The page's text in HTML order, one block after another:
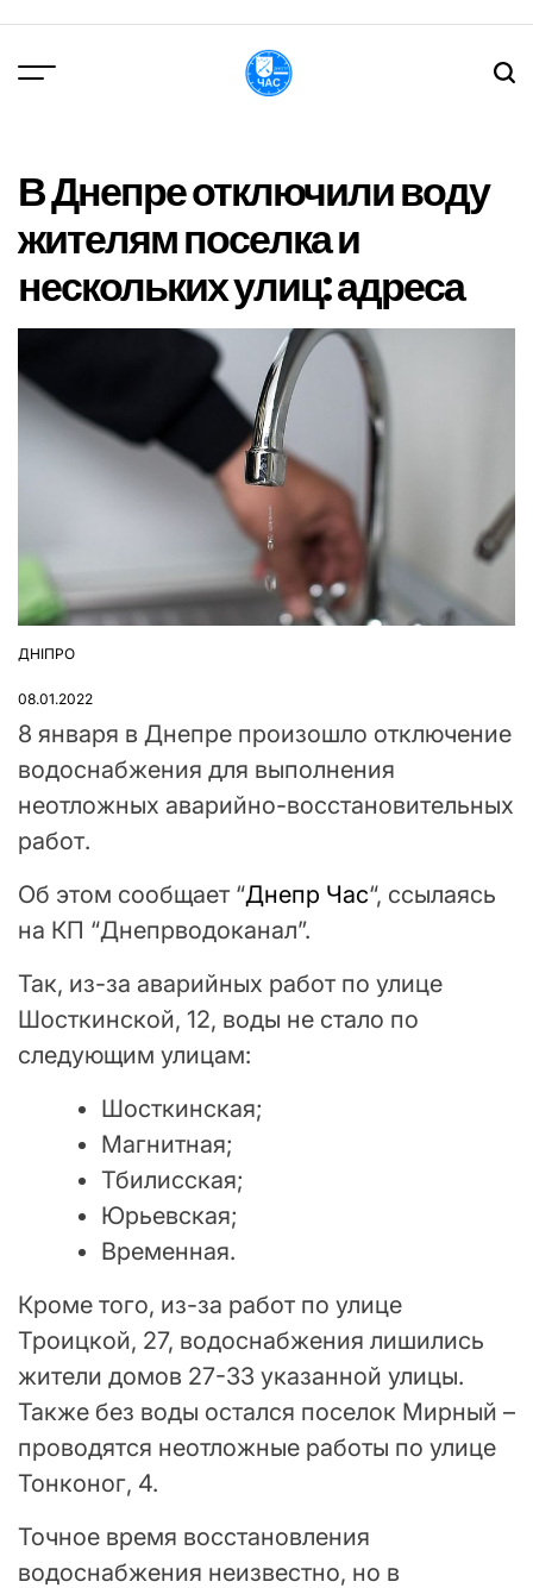
вмісту
В Днепре отключили воду
жителям поселка и
нескольких улиц: адреса
ОПУБЛІКУВАТИ
ДНІПРО
08.01.2022
8 января в Днепре произошло отключение
водоснабжения для выполнения
неотложных аварийно-восстановительных
работ.
Об этом сообщает “Днепр Час“, ссылаясь
на КП “Днепрводоканал”.
Так, из-за аварийных работ по улице
Шосткинской, 12, воды не стало по
следующим улицам:
Шосткинская;
Магнитная;
Тбилисская;
Юрьевская;
Временная.
Кроме того, из-за работ по улице
Троицкой, 27, водоснабжения лишились
жители домов 27-33 указанной улицы.
Также без воды остался поселок Мирный –
проводятся неотложные работы по улице
Тонконог, 4.
Точное время восстановления
водоснабжения неизвестно, но в